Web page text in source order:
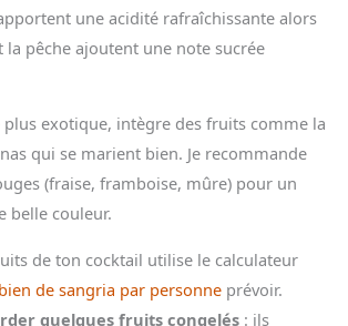
une acidité rafraîchissante alors
la pêche ajoutent une note sucrée
exotique, intègre des fruits comme la
qui se marient bien. Je recommande
(fraise, framboise, mûre) pour un
belle couleur.
de ton cocktail utilise le calculateur
de sangria par personne prévoir.
quelques fruits congelés : ils